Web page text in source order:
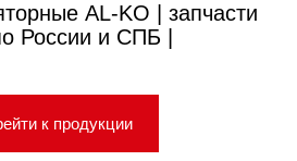
AL-KO | запчасти
России и СПБ |
к продукции